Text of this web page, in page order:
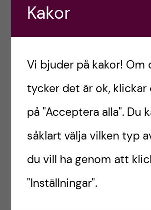
5. Resor till
grannländer ? :
grannländerna och deras kultur?️.
Europeiska städer finns det
Det kan vata ett sätt för dig att
minnen med dina nyfunna
Kakor
Vi bjuder på kakor! Om
tycker det är ok, klickar
på "Acceptera alla". Du
såklart välja vilken typ
du vill ha genom att
"Inställningar".